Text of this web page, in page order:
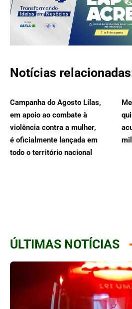
Notícias
Campanha do Agosto Lílas,
em apoio ao combate à
violência contra a mulher,
é oficialmente lançada em
todo o território nacional
ÚLTIMAS NOTÍCIAS